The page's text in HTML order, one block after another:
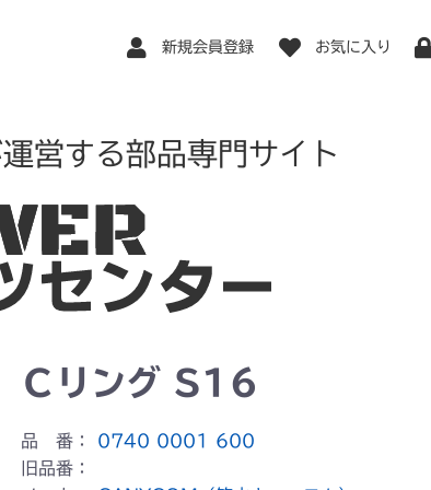
新規会員登録 お気に入り
営する部品専門サイト
Ｃリング S16
品 番： 0740 0001 600
旧品番：